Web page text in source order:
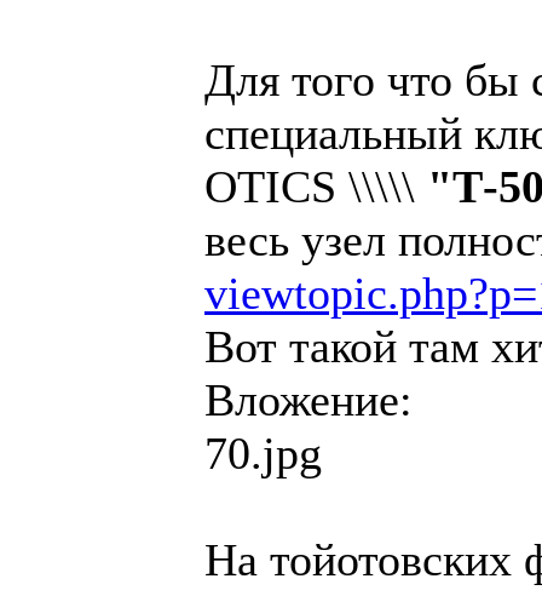
Для того что бы
специальный
OTICS \\\\\ "Т-
весь узел
Вот такой там
Вложение:
70.jpg
На тойотовских